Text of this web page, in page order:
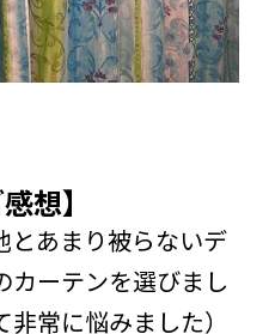
想】
とあまり被らないデ
カーテンを選びまし
常に悩みました）